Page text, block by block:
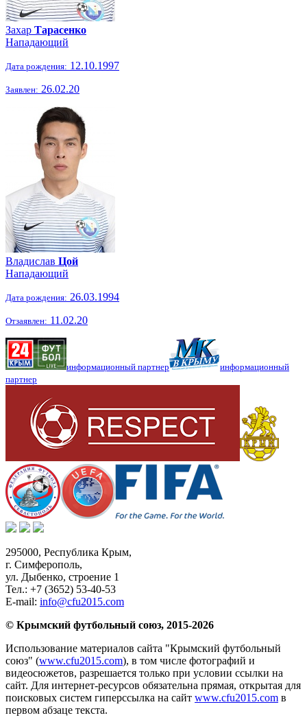
Захар Тарасенко
Нападающий
Дата рождения: 12.10.1997
Заявлен: 26.02.20
Владислав Цой
Нападающий
Дата рождения: 26.03.1994
Отзаявлен: 11.02.20
информационный партнер
информационный
партнер
295000, Республика Крым,
г. Симферополь,
ул. Дыбенко, строение 1
Тел.: +7 (3652) 53-40-53
E-mail: info@cfu2015.com
© Крымский футбольный союз, 2015-2026
Использование материалов сайта "Крымский футбольный
союз" (www.cfu2015.com), в том числе фотографий и
видеосюжетов, разрешается только при условии ссылки на
сайт. Для интернет-ресурсов обязательна прямая, открытая для
поисковых систем гиперссылка на сайт www.cfu2015.com в
первом абзаце текста.